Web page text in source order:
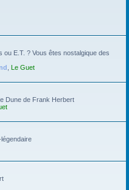
E.T. ? Vous êtes nostalgique des
Le Guet
Dune de Frank Herbert